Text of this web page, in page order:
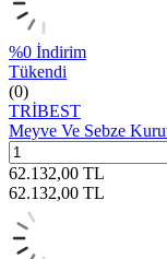
%0 İndirim
Tükendi
(0)
TRİBEST
Meyve Ve Sebze
62.132,00 TL
62.132,00 TL